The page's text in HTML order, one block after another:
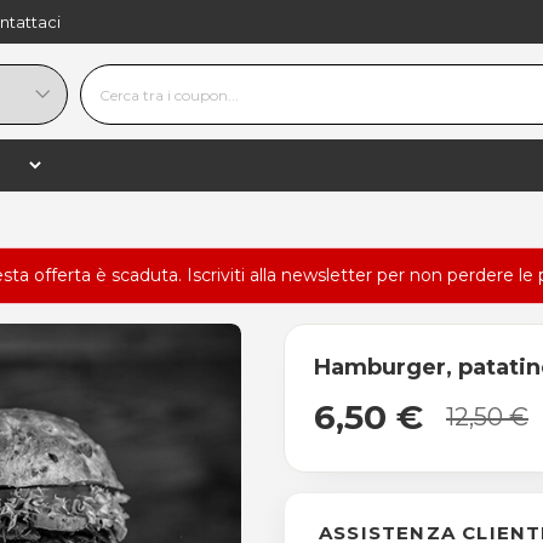
offerta è scaduta. Iscriviti alla newsletter per non perdere le
Hamburger,
6,50 € 12,50 €
ASSISTENZA